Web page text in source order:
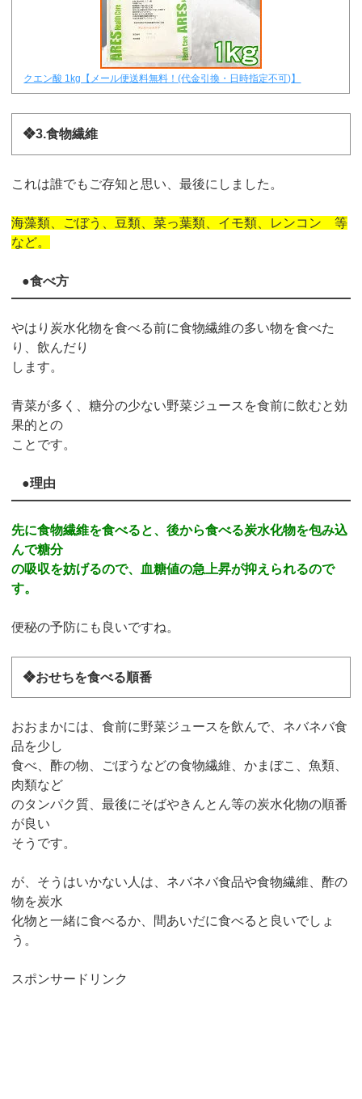
クエン酸 1kg【メール便送料無料！(代金引換・日時指定不可)】
❖3.食物繊維
これは誰でもご存知と思い、最後にしました。
海藻類、ごぼう、豆類、菜っ葉類、イモ類、レンコン 等
など。
●食べ方
やはり炭水化物を食べる前に食物繊維の多い物を食べた
り、飲んだり
します。
青菜が多く、糖分の少ない野菜ジュースを食前に飲むと効
果的との
ことです。
●理由
先に食物繊維を食べると、後から食べる炭水化物を包み込
んで糖分
の吸収を妨げるので、血糖値の急上昇が抑えられるので
す。
便秘の予防にも良いですね。
❖おせちを食べる順番
おおまかには、食前に野菜ジュースを飲んで、ネバネバ食
品を少し
食べ、酢の物、ごぼうなどの食物繊維、かまぼこ、魚類、
肉類など
のタンパク質、最後にそばやきんとん等の炭水化物の順番
が良い
そうです。
が、そうはいかない人は、ネバネバ食品や食物繊維、酢の
物を炭水
化物と一緒に食べるか、間あいだに食べると良いでしょ
う。
スポンサードリンク